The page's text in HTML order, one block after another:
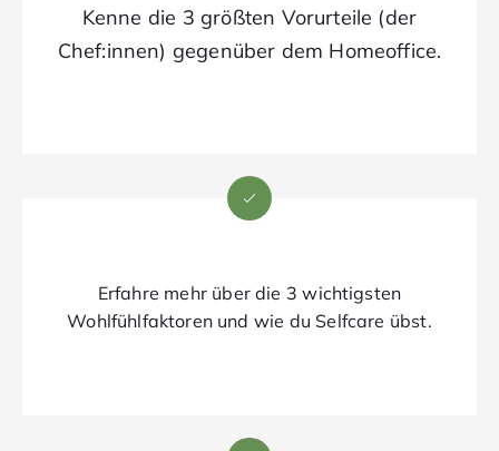
Kenne die 3 größten Vorurteile (der
Chef:innen) gegenüber dem Homeoffice.
Erfahre mehr über die 3 wichtigsten
Wohlfühlfaktoren und wie du Selfcare übst.